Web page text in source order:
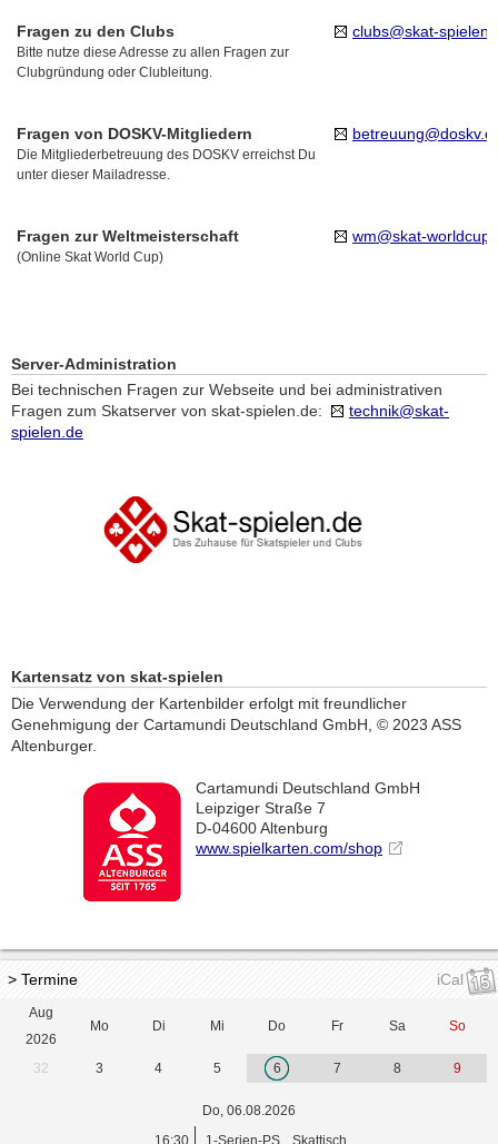
Fragen zu den Clubs
Bitte nutze diese Adresse zu allen Fragen zur
Clubgründung oder Clubleitung.
clubs@skat-
Fragen von DOSKV-Mitgliedern
Die Mitgliederbetreuung des DOSKV erreichst Du
unter dieser Mailadresse.
Fragen zur Weltmeisterschaft
(Online Skat World Cup)
wm@skat-
Server-Administration
Bei technischen Fragen zur Webseite und bei administrativen
Fragen zum Skatserver von skat-spielen.de:
technik@skat-
spielen.de
Kartensatz von skat-spielen
Die Verwendung der Kartenbilder erfolgt mit freundlicher
Genehmigung der Cartamundi Deutschland GmbH, © 2023 ASS
Altenburger.
Cartamundi Deutschland GmbH
Leipziger Straße 7
D-04600 Altenburg
www.spielkarten.com/shop
> Termine iCal
Aug
2026
Mo Di Mi Do Fr Sa So
32 3 4 5 6 7 8 9
Do, 06.08.2026
16:30
1-Serien-PS Skattisch